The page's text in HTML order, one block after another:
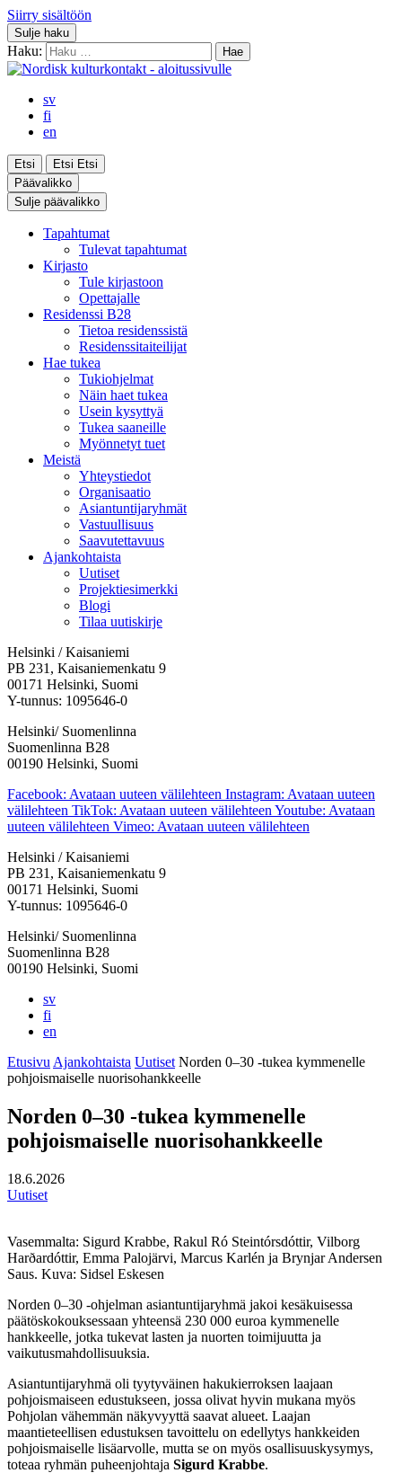
Siirry sisältöön
Sulje haku
Haku:
sv
fi
en
Etsi Etsi Etsi
Päävalikko
Sulje päävalikko
Tapahtumat
Tulevat tapahtumat
Kirjasto
Tule kirjastoon
Opettajalle
Residenssi B28
Tietoa residenssistä
Residenssitaiteilijat
Hae tukea
Tukiohjelmat
Näin haet tukea
Usein kysyttyä
Tukea saaneille
Myönnetyt tuet
Meistä
Yhteystiedot
Organisaatio
Asiantuntijaryhmät
Vastuullisuus
Saavutettavuus
Ajankohtaista
Uutiset
Projektiesimerkki
Blogi
Tilaa uutiskirje
Helsinki / Kaisaniemi
PB 231, Kaisaniemenkatu 9
00171 Helsinki, Suomi
Y-tunnus: 1095646-0
Helsinki/ Suomenlinna
Suomenlinna B28
00190 Helsinki, Suomi
Facebook: Avataan uuteen välilehteen Instagram: Avataan uuteen
välilehteen TikTok: Avataan uuteen välilehteen Youtube: Avataan
uuteen välilehteen Vimeo: Avataan uuteen välilehteen
Helsinki / Kaisaniemi
PB 231, Kaisaniemenkatu 9
00171 Helsinki, Suomi
Y-tunnus: 1095646-0
Helsinki/ Suomenlinna
Suomenlinna B28
00190 Helsinki, Suomi
sv
fi
en
Etusivu Ajankohtaista Uutiset Norden 0–30 -tukea kymmenelle
pohjoismaiselle nuorisohankkeelle
Norden 0–30 -tukea kymmenelle
pohjoismaiselle nuorisohankkeelle
18.6.2026
Uutiset
Vasemmalta: Sigurd Krabbe, Rakul Ró Steintórsdóttir, Vilborg
Harðardóttir, Emma Palojärvi, Marcus Karlén ja Brynjar Andersen
Saus. Kuva: Sidsel Eskesen
Norden 0–30 -ohjelman asiantuntijaryhmä jakoi kesäkuisessa
päätöskokouksessaan yhteensä 230 000 euroa kymmenelle
hankkeelle, jotka tukevat lasten ja nuorten toimijuutta ja
vaikutusmahdollisuuksia.
Asiantuntijaryhmä oli tyytyväinen hakukierroksen laajaan
pohjoismaiseen edustukseen, jossa olivat hyvin mukana myös
Pohjolan vähemmän näkyvyyttä saavat alueet. Laajan
maantieteellisen edustuksen tavoittelu on edellytys hankkeiden
pohjoismaiselle lisäarvolle, mutta se on myös osallisuuskysymys,
toteaa ryhmän puheenjohtaja Sigurd Krabbe.